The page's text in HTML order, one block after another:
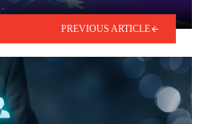
PREVIOUS ARTICLE